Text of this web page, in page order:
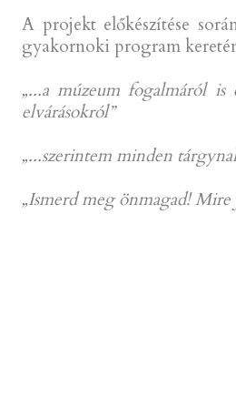
A projekt előkészítése
gyakornoki program
„...a múzeum fogalmáról
elvárásokról”
„...szerintem minden
„Ismerd meg önmagad!